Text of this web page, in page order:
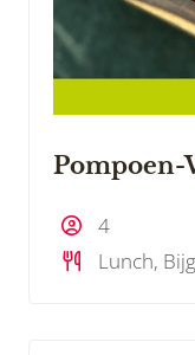
Pompoen-
4
Lunch,